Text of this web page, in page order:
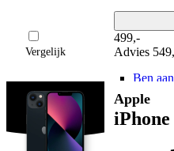
Ben
Ben
Ben
Simyo
Simyo
Vergelijk
499,-
Advies
Apple